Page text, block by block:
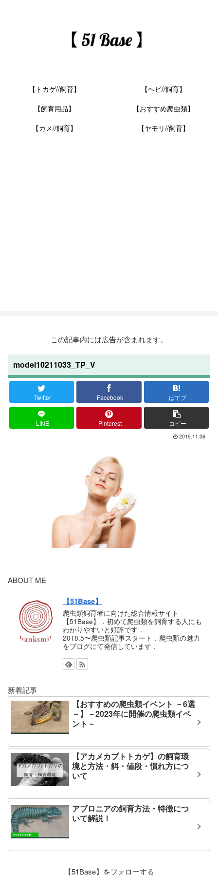
【トカゲ//飼育】
【ヘビ//飼育】
【飼育用品】
【おすすめ爬虫類】
【カメ//飼育】
【ヤモリ//飼育】
この記事内には広告が含まれます。
model10211033_TP_V
Twitter Facebook はてブ
LINE Pinterest コピー
2019.11.06
ABOUT ME
【51Base】
爬虫類飼育者に向けた総合情報サイト
【51Base】．初めて爬虫類を飼育する人にも
わかりやすいと好評です．
2018.5〜爬虫類記事スタート．爬虫類の魅力
をブログにて発信しています．
新着記事
【おすすめの爬虫類イベント －6選
－】－2023年に開催の爬虫類イベ
ント－
【アカメカブトトカゲ】の飼育環
境と方法・餌・値段・慣れ方につ
いて
アブロニアの飼育方法・特徴につ
いて解説！
【51Base】をフォローする